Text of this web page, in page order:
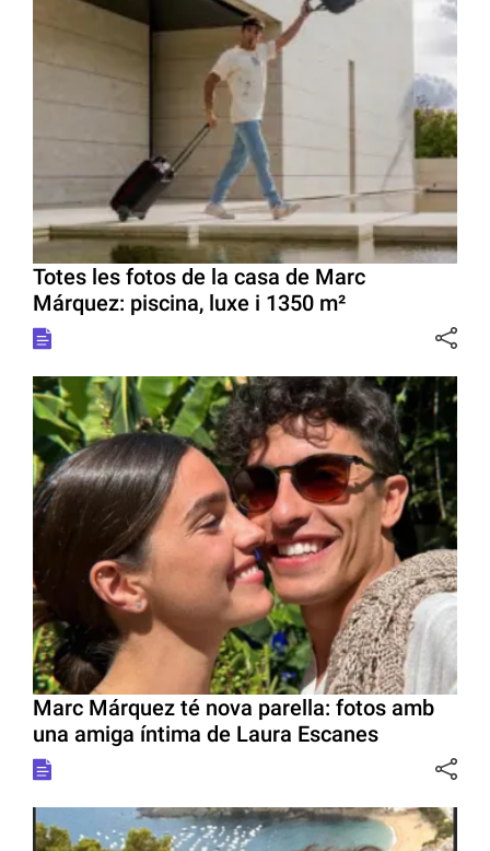
Totes les fotos de la casa de Marc
Márquez: piscina, luxe i 1350 m²
Marc Márquez té nova parella: fotos amb
una amiga íntima de Laura Escanes